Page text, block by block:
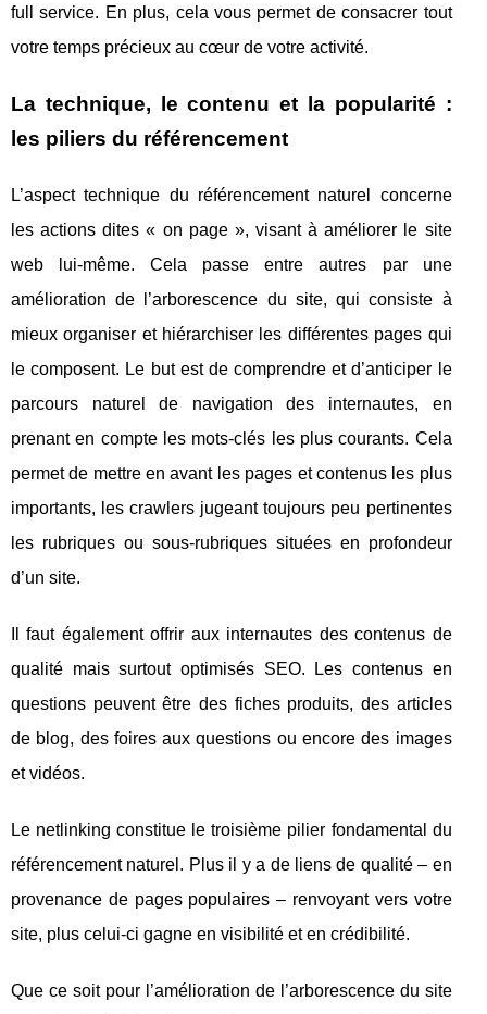
full service. En plus, cela vous permet de consacrer tout
votre temps précieux au cœur de votre activité.
La technique, le contenu et la popularité :
les piliers du référencement
L’aspect technique du référencement naturel concerne
les actions dites « on page », visant à améliorer le site
web lui-même. Cela passe entre autres par une
amélioration de l’arborescence du site, qui consiste à
mieux organiser et hiérarchiser les différentes pages qui
le composent. Le but est de comprendre et d’anticiper le
parcours naturel de navigation des internautes, en
prenant en compte les mots-clés les plus courants. Cela
permet de mettre en avant les pages et contenus les plus
importants, les crawlers jugeant toujours peu pertinentes
les rubriques ou sous-rubriques situées en profondeur
d’un site.
Il faut également offrir aux internautes des contenus de
qualité mais surtout optimisés SEO. Les contenus en
questions peuvent être des fiches produits, des articles
de blog, des foires aux questions ou encore des images
et vidéos.
Le netlinking constitue le troisième pilier fondamental du
référencement naturel. Plus il y a de liens de qualité – en
provenance de pages populaires – renvoyant vers votre
site, plus celui-ci gagne en visibilité et en crédibilité.
Que ce soit pour l’amélioration de l’arborescence du site